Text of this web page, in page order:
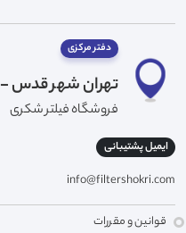
دفتر مرکزی
تهران شهر قدس -
فروشگاه فیلتر شکری
ایمیل پشتیبانی
info@filtershokri.com
قوانین و مقررات